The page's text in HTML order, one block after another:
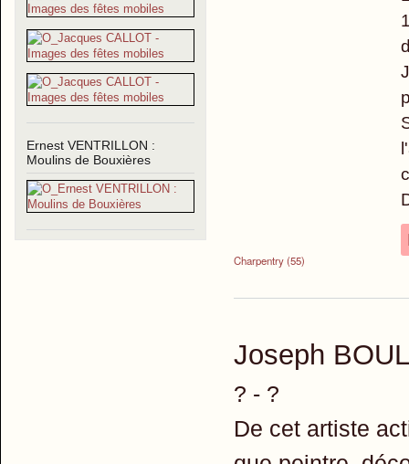
Ernest VENTRILLON :
Moulins de Bouxières
Charpentry (55)
Joseph
? - ?
De cet artiste